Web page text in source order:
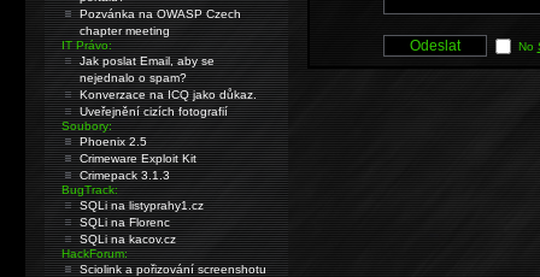
No
Pozvánka na OWASP Czech
chapter meeting
IT Právo:
Jak poslat Email, aby se
nejednalo o spam?
Konverzace na ICQ jako důkaz.
Uveřejnění cizích fotografií
Soubory:
Phoenix 2.5
Crimeware Exploit Kit
Crimepack 3.1.3
BugTrack:
SQLi na listyprahy1.cz
SQLi na Florenc
SQLi na kacov.cz
HackForum:
Sciolink a pořizování screenshotu